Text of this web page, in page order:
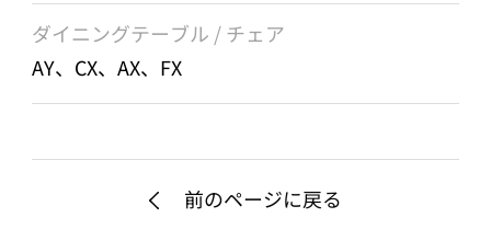
ダイニングテーブル / チェア
AY、CX、AX、FX
前のページに戻る